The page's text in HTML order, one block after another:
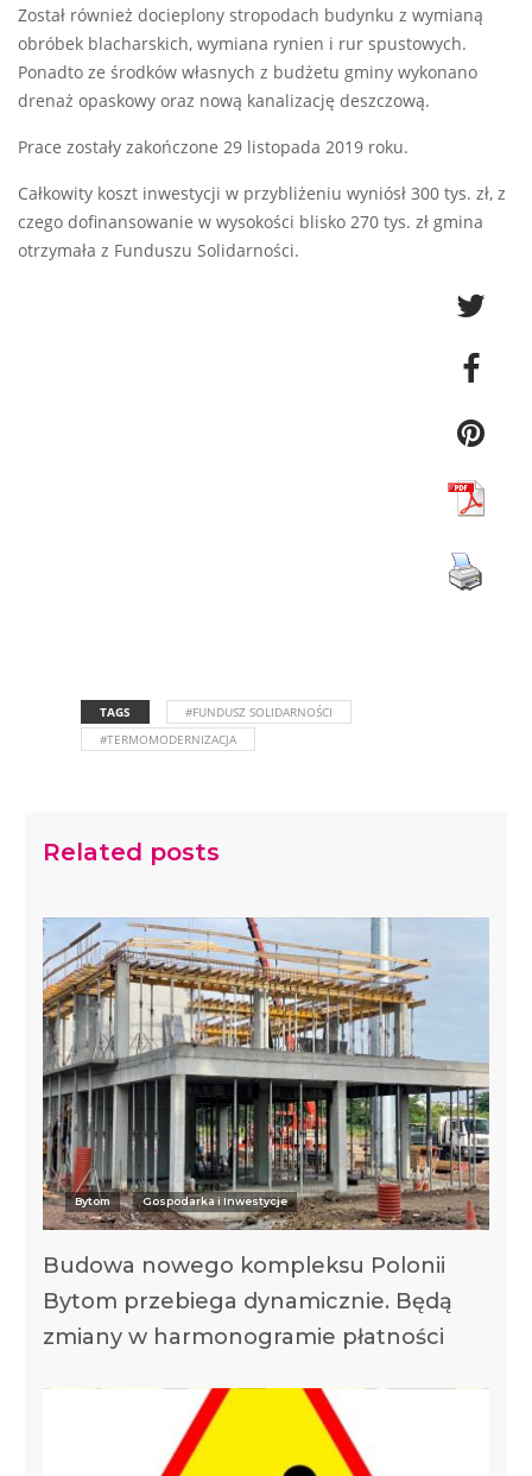
Został również docieplony stropodach budynku z wymianą
obróbek blacharskich, wymiana rynien i rur spustowych.
Ponadto ze środków własnych z budżetu gminy wykonano
drenaż opaskowy oraz nową kanalizację deszczową.
Prace zostały zakończone 29 listopada 2019 roku.
Całkowity koszt inwestycji w przybliżeniu wyniósł 300 tys. zł, z
czego dofinansowanie w wysokości blisko 270 tys. zł gmina
otrzymała z Funduszu Solidarności.
TAGS
#FUNDUSZ SOLIDARNOŚCI
#TERMOMODERNIZACJA
Related posts
Bytom Gospodarka i Inwestycje
Budowa nowego kompleksu Polonii
Bytom przebiega dynamicznie. Będą
zmiany w harmonogramie płatności